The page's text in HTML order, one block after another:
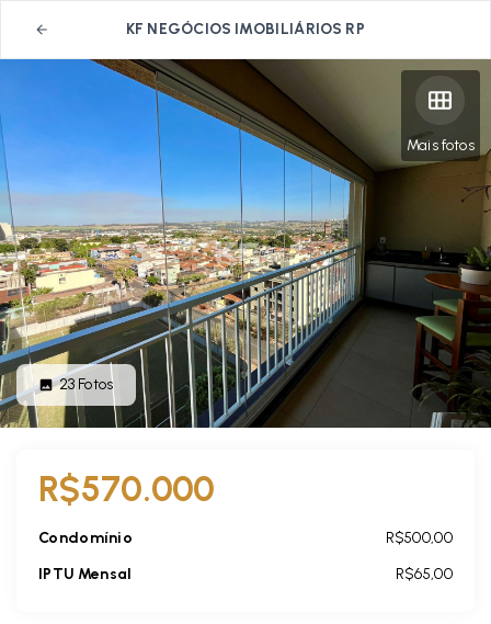
KF NEGÓCIOS IMOBILIÁRIOS RP
Mais fotos
23Fotos
R$570.000
Condomínio
R$500,00
IPTU Mensal
R$65,00